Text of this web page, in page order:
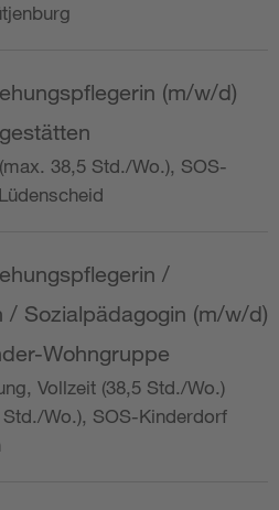
(m/w/d)
38,5 Std./Wo.), SOS-
/
/ Sozialpädagogin (m/w/d)
Wohngruppe
Vollzeit (38,5 Std./Wo.)
Wo.), SOS-Kinderdorf